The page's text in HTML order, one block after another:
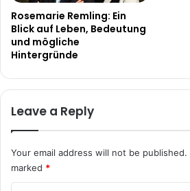
Rosemarie Remling: Ein
Blick auf Leben, Bedeutung
und mögliche
Hintergründe
Leave a Reply
Your email address will not be published.
marked *